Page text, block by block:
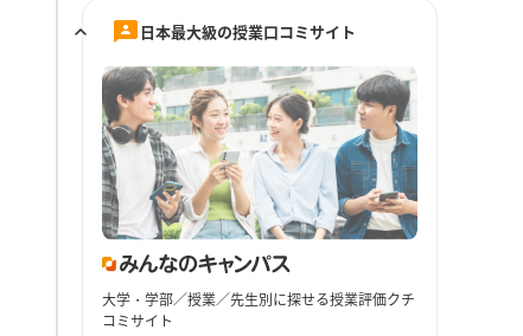
日本最大級の授業口コミサイト
大学・学部／授業／先生別に探せる授業評価クチ
コミサイト